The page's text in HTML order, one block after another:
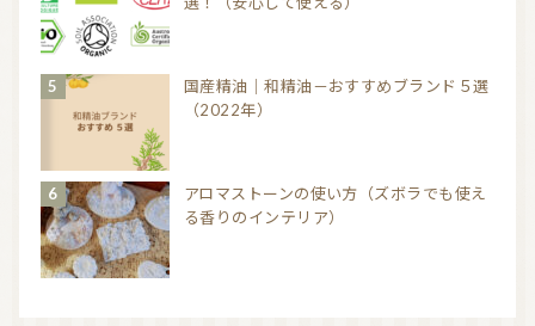
国産精油｜和精油－おすすめブランド５選
（2022年）
アロマストーンの使い方（ズボラでも使え
る香りのインテリア）